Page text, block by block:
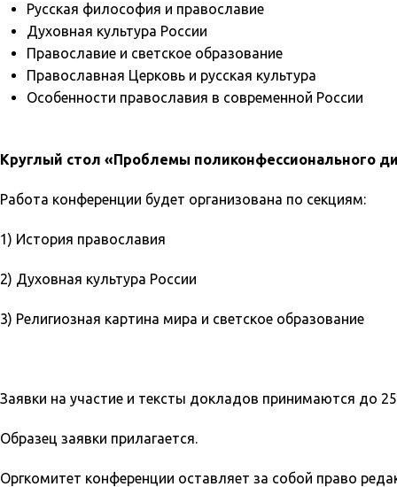
Русская философия и православие
Духовная культура России
Православие и светское образование
Православная Церковь и русская культура
Особенности православия в современной России
Круглый стол «Проблемы поликонфессионального
Работа конференции будет организована по секциям:
1) История православия
2) Духовная культура России
3) Религиозная картина мира и светское образование
Заявки на участие и тексты докладов принимаются до 25
Образец заявки прилагается.
Оргкомитет конференции оставляет за собой право